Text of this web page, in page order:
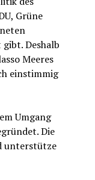
Grüne
Deshalb
Meeres
einstimmig
Umgang
Die
unterstütze